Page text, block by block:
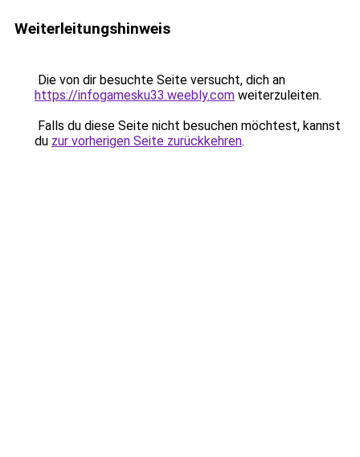
Weiterleitungshinweis
Die von dir besuchte Seite versucht, dich an
https://infogamesku33.weebly.com weiterzuleiten.
Falls du diese Seite nicht besuchen möchtest, kannst
du zur vorherigen Seite zurückkehren.